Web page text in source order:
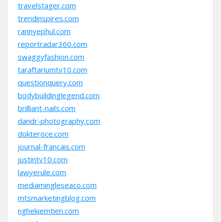
travelstager.com
trendinspires.com
rannyephul.com
reportradar360.com
swaggyfashion.com
taraftariumtv10.com
questionquery.com
bodybuildinglegend.com
brilliant-nails.com
dandr-photography.com
dokteroce.com
journal-francais.com
justintv10.com
lawyerule.com
mediamingleseaco.com
mtsmarketingblog.com
nghekiemtien.com